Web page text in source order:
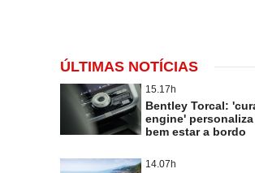
ÚLTIMAS NOTÍCIAS
15.17h
Bentley Torcal:
engine'
bem estar a bordo
14.07h